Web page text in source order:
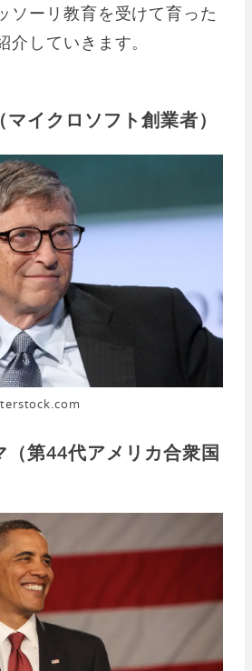
ソーリ教育を受けて育った
していきます。
イクロソフト創業者）
（第44代アメリカ合衆国